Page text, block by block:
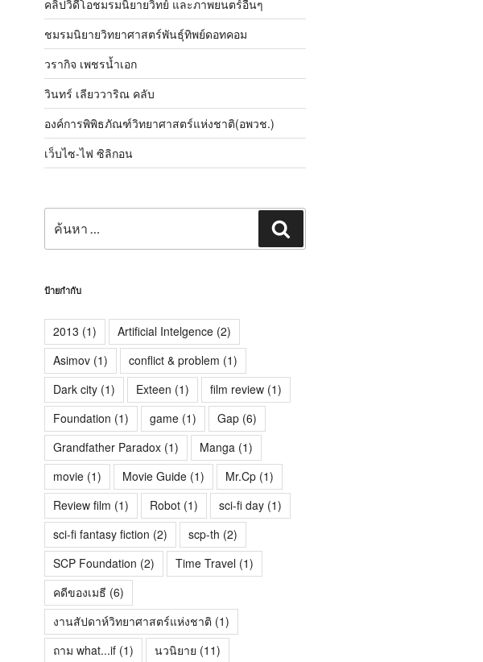
คลิปวิดีโอชมรมนิยายวิทย์ และภาพยนตร์อื่นๆ
ชมรมนิยายวิทยาศาสตร์พันธุ์ทิพย์ดอทคอม
วรากิจ เพชรน้ำเอก
วินทร์ เลียววาริณ คลับ
องค์การพิพิธภัณฑ์วิทยาศาสตร์แห่งชาติ(อพวช.)
เว็บไซ-ไฟ ซิลิกอน
ป้ายกำกับ
2013 (1) Artificial Intelgence(2)
Asimov(1) conflict & problem (1)
Dark city(1) Exteen (1) film review(1)
Foundation (1) game(1) Gap(6)
Grandfather Paradox(1) Manga(1)
movie(1) Movie Guide(1) Mr.Cp(1)
Review film (1) Robot(1) sci-fi day(1)
sci-fi fantasy fiction (2) scp-th (2)
SCP Foundation (2) Time Travel(1)
คดีของเมธี (6)
งานสัปดาห์วิทยาศาสตร์แห่งชาติ (1)
ถาม what...if(1) นวนิยาย (11)